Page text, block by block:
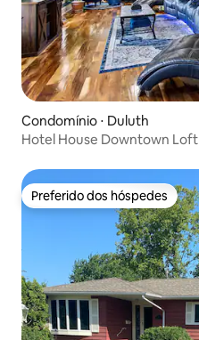
Condomínio ⋅ Duluth
Hotel House Downtown Loft
Preferido dos hóspedes
Preferido dos hóspedes